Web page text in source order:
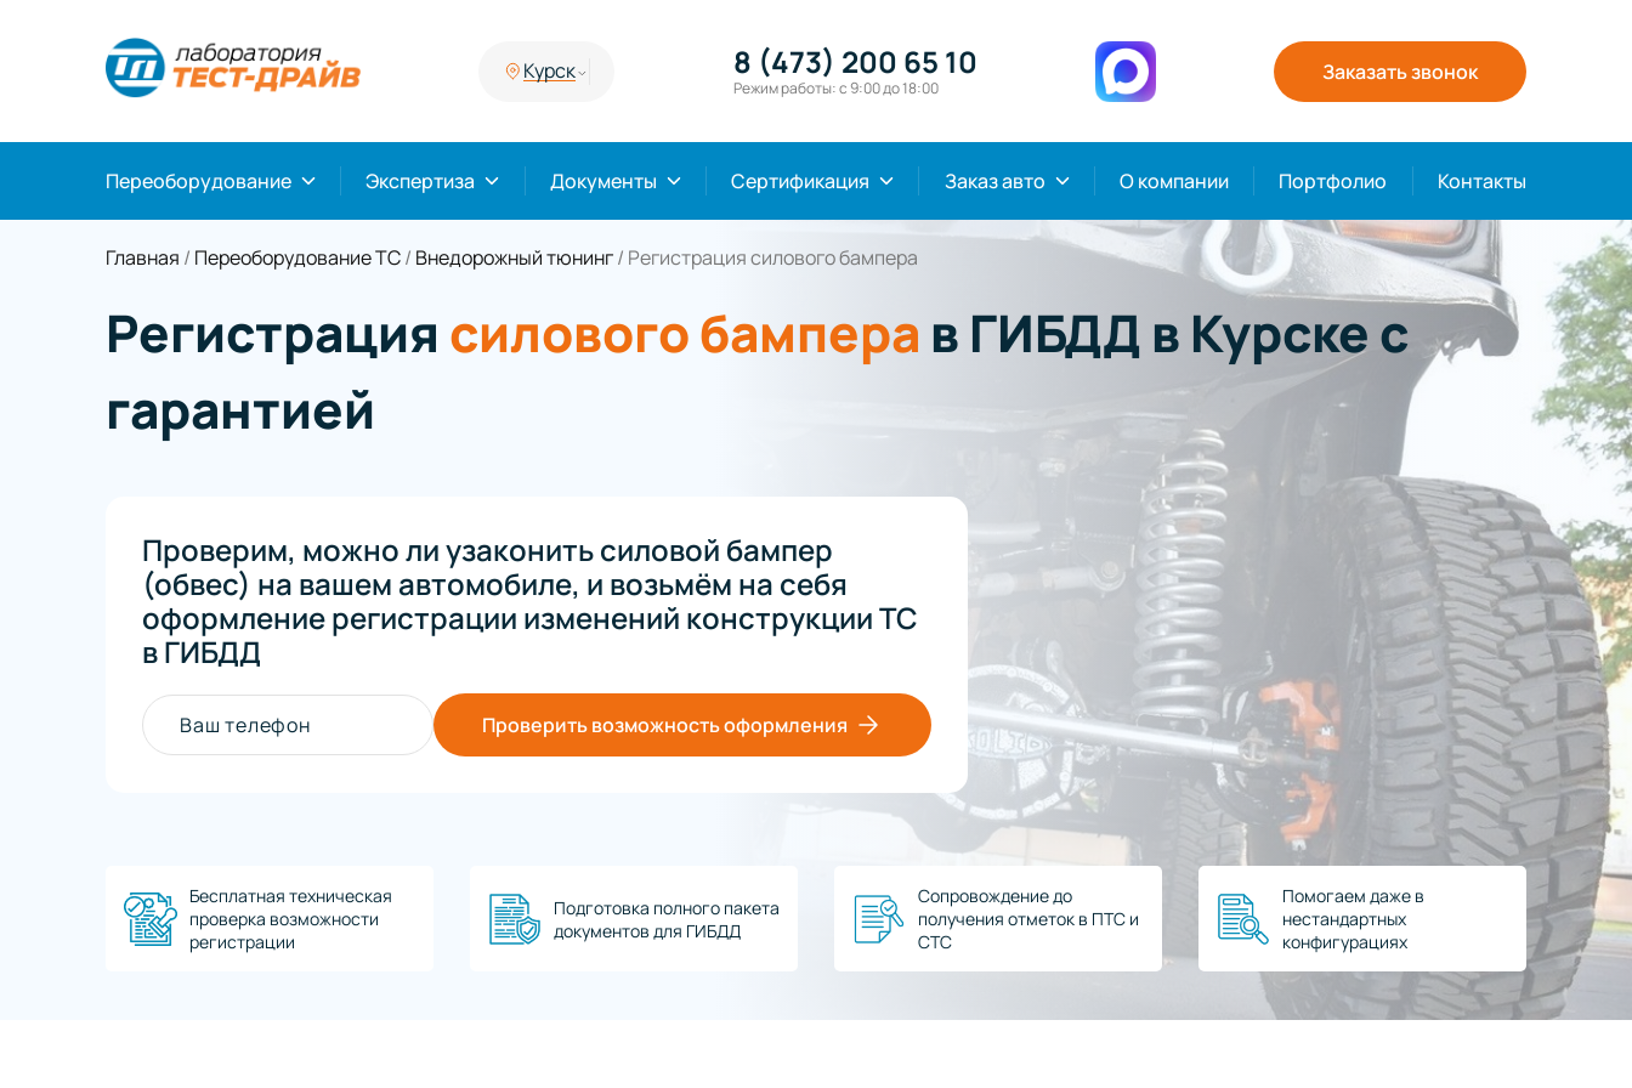
Курск 8 (473) 200 65 10
Режим работы: с 9:00 до 18:00
Заказать звонок
Переоборудование Экспертиза Документы Сертификация Заказ авто О компании Портфолио Контакты
Главная / Переоборудование ТС/ Внедорожный тюнинг/ Регистрация силового бампера
Регистрация силового бампера в ГИБДД в Курске с
гарантией
Проверим, можно ли узаконить силовой бампер
(обвес) на вашем автомобиле, и возьмём на себя
оформление регистрации изменений конструкции ТС
в ГИБДД
Ваш телефон Проверить возможность оформления
Бесплатная техническая
проверка возможности
регистрации
Подготовка полного пакета
документов для ГИБДД
Сопровождение до
получения отметок в ПТС и
СТС
Помогаем даже в
нестандартных
конфигурациях